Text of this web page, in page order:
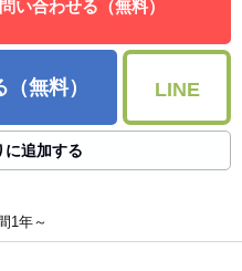
い合わせる（無料）
無料） LINE
に追加する
1年～